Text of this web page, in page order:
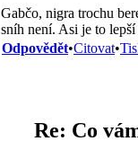
Gabčo, nigra trochu
sníh není. Asi je to
Odpovědět•Citovat•
Re: Co